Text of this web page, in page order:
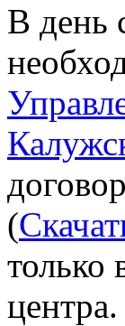
В день
(
только
центра.